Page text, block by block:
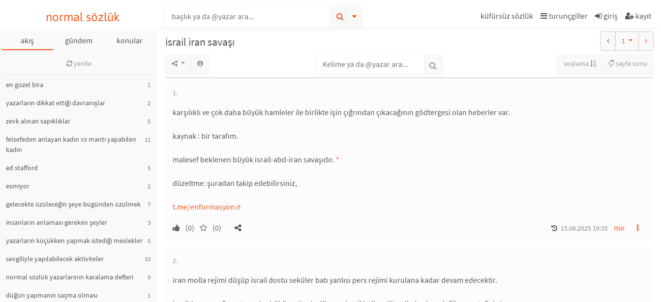
normal sözlük küfürsüz sözlük turunçgiller giriş kayıt
akış gündem konular
yenile
en güzel bira 1
yazarların dikkat ettiği davranışlar 2
zevk alınan sapıklıklar 5
felsefeden anlayan kadın vs mantı yapabilen
kadın
11
ed stafford 5
esmiyor 2
gelecekte üzüleceğin şeye bugünden üzülmek 7
insanların anlaması gereken şeyler 3
yazarların küçükken yapmak istediği meslekler 5
sevgiliyle yapılabilecek aktiviteler 10
normal sözlük yazarlarının karalama defteri 9
düğün yapmanın saçma olması 1
israil iran savaşı 1
sıralama sayfa sonu
1.
karşılıklı ve çok daha büyük hamleler ile birlikte işin çığrından çıkacağının gödtergesi olan heberler var.
kaynak : bir tarafım.
malesef beklenen büyük israil-abd-iran savaşıdır. *
düzeltme: şuradan takip edebilirsiniz,
t.me/enformasyon
(0) (0) mir
15.06.2025 19:35
2.
iran molla rejimi düşüp israil dostu seküler batı yanlısı pers rejimi kurulana kadar devam edecektir.